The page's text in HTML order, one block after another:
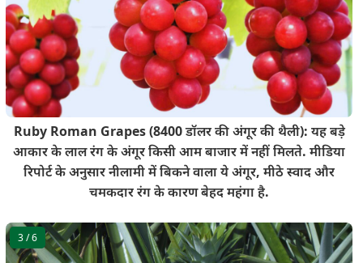
Ruby Roman Grapes (8400 डॉलर की अंगूर की थैली): यह बड़े
आकार के लाल रंग के अंगूर किसी आम बाजार में नहीं मिलते. मीडिया
रिपोर्ट के अनुसार नीलामी में बिकने वाला ये अंगूर, मीठे स्वाद और
चमकदार रंग के कारण बेहद महंगा है.
3/ 6